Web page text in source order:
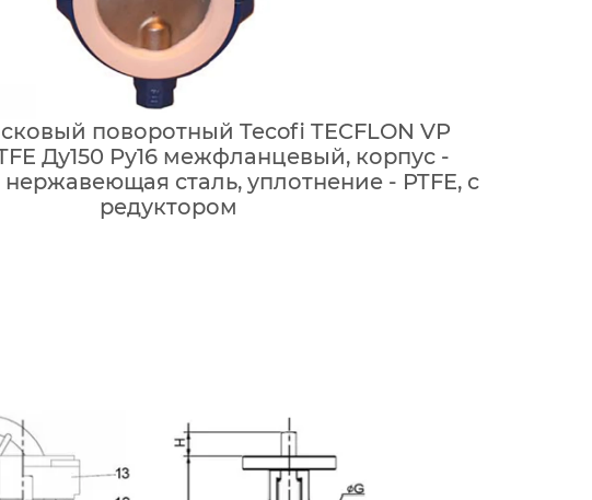
поворотный Tecofi TECFLON VP
Ду150 Ру16 межфланцевый, корпус -
нержавеющая сталь, уплотнение - PTFE, с
редуктором